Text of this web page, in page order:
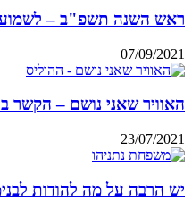
ראש השנה תשפ"ב – לשמוע
07/09/2021
האוויר שאני נושם – הקשר
23/07/2021
יש הרבה על מה להודות